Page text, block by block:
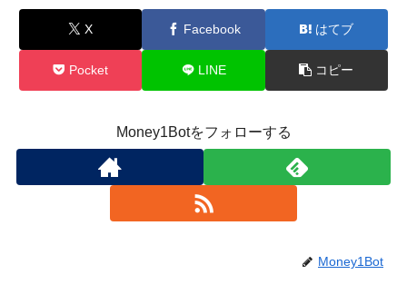
X Facebook はてブ
Pocket LINE コピー
Money1Botをフォローする
Money1Bot